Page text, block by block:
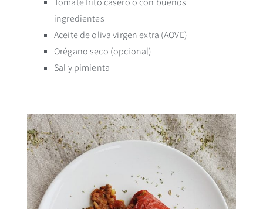
ingredientes
Aceite de oliva virgen extra (AOVE)
Orégano seco (opcional)
Sal y pimienta